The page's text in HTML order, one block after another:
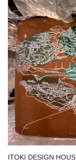
ITOKI DESIGN